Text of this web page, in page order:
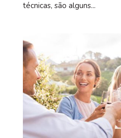
técnicas, são alguns...